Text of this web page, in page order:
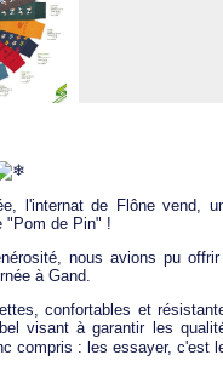
l'internat de Flône vend,
"Pom de Pin" !
nous avions pu
à Gand.
confortables et
visant à garantir les
compris : les essayer, c'est